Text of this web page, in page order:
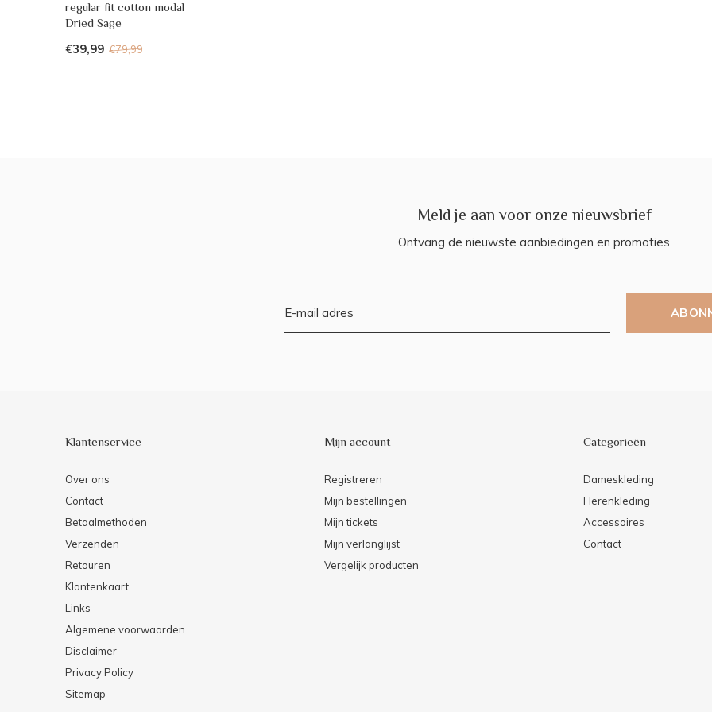
regular fit cotton modal
Dried Sage
€39,99 €79,99
Meld je aan voor onze nieuwsbrief
Ontvang de nieuwste aanbiedingen en promoties
Klantenservice
Over ons
Contact
Betaalmethoden
Verzenden
Retouren
Klantenkaart
Links
Algemene voorwaarden
Disclaimer
Privacy Policy
Sitemap
Mijn account
Registreren
Mijn bestellingen
Mijn tickets
Mijn verlanglijst
Vergelijk producten
Categorieën
Dameskleding
Herenkleding
Accessoires
Contact